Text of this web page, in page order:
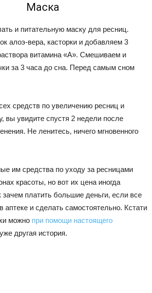
Маска
и питательную маску для ресниц.
алоэ-вера, касторки и добавляем 3
витамина «А». Смешиваем и
за 3 часа до сна. Перед самым сном
средств по увеличению ресниц и
вы увидите спустя 2 недели после
Не ленитесь, ничего мгновенного
им средства по уходу за ресницами
красоты, но вот их цена иногда
зачем платить большие деньги, если все
аптеке и сделать самостоятельно. Кстати
можно при помощи настоящего
другая история.